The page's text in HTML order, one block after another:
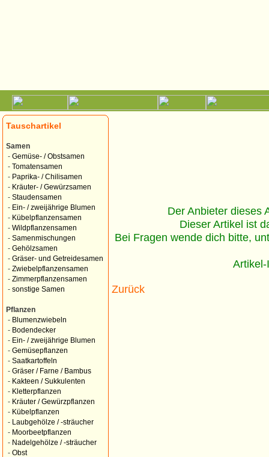
Tauschartikel
Samen
- Gemüse- / Obstsamen
- Tomatensamen
- Paprika- / Chilisamen
- Kräuter- / Gewürzsamen
- Staudensamen
- Ein- / zweijährige Blumen
- Kübelpflanzensamen
- Wildpflanzensamen
- Samenmischungen
- Gehölzsamen
- Gräser- und Getreidesamen
- Zwiebelpflanzensamen
- Zimmerpflanzensamen
- sonstige Samen
Pflanzen
- Blumenzwiebeln
- Bodendecker
- Ein- / zweijährige Blumen
- Gemüsepflanzen
- Saatkartoffeln
- Gräser / Farne / Bambus
- Kakteen / Sukkulenten
- Kletterpflanzen
- Kräuter / Gewürzpflanzen
- Kübelpflanzen
-
Laubgehölze / -sträucher
- Moorbeetpflanzen
- Nadelgehölze / -sträucher
- Obst
Der Anbieter dieses
Dieser Artikel ist
Bei Fragen wende dich bitte,
Zurück